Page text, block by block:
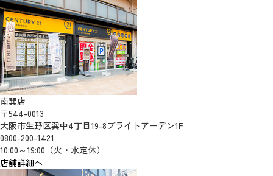
南巽店
〒544-0013
大阪市生野区巽中4丁目19-8ブライトアーデン1F
0800-200-1421
10:00～19:00（火・水定休）
店舗詳細へ